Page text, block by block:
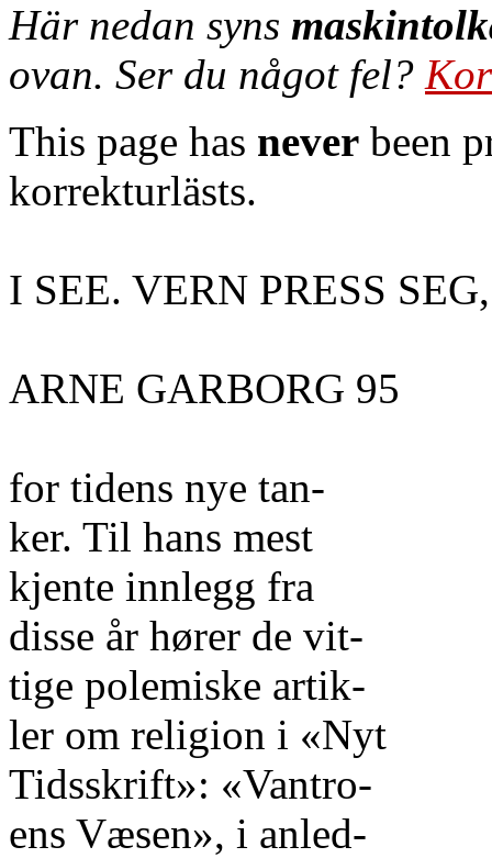
Här nedan syns
ovan. Ser du något fel?
This page has never been
korrekturlästs.
I SEE. VERN PRESS
ARNE GARBORG 95
for tidens nye tan-
ker. Til hans mest
kjente innlegg fra
disse år hører de vit-
tige polemiske artik-
ler om religion i «Nyt
Tidsskrift»: «Vantro-
ens Væsen», i anled-